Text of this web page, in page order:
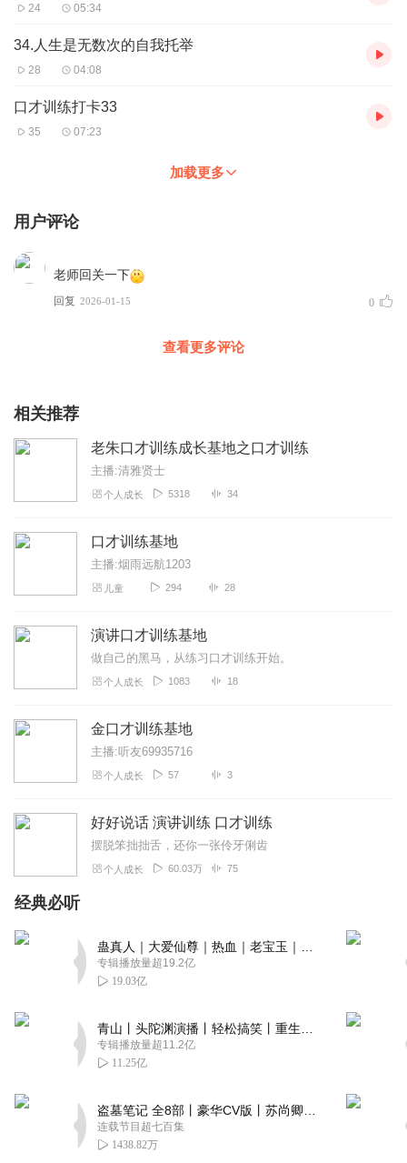
24 05:34
34.人生是无数次的自我托举
28 04:08
口才训练打卡33
35 07:23
加载更多
用户评论
老师回关一下
回复 2026-01-15 0
查看更多评论
相关推荐
老朱口才训练成长基地之口才训练
主播:清雅贤士
个人成长 5318 34
口才训练基地
主播:烟雨远航1203
儿童 294 28
演讲口才训练基地
做自己的黑马，从练习口才训练开始。
个人成长 1083 18
金口才训练基地
主播:听友69935716
个人成长 57 3
好好说话 演讲训练 口才训练
摆脱笨拙拙舌，还你一张伶牙俐齿
个人成长 60.03万 75
经典必听
专辑播放量超19.2亿
19.03亿
专辑播放量超11.2亿
11.25亿
连载节目超七百集
1438.82万